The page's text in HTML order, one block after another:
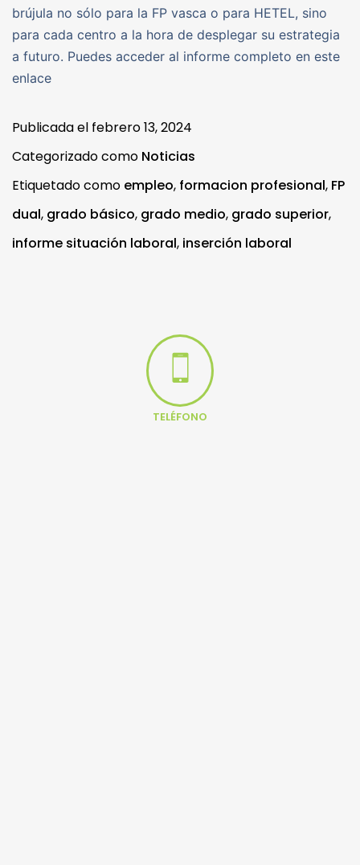
brújula no sólo para la FP vasca o para HETEL, sino
para cada centro a la hora de desplegar su estrategia
a futuro. Puedes acceder al informe completo en este
enlace
Publicada el febrero 13, 2024
Categorizado como Noticias
Etiquetado como empleo, formacion profesional, FP
dual, grado básico, grado medio, grado superior,
informe situación laboral, inserción laboral
TELÉFONO